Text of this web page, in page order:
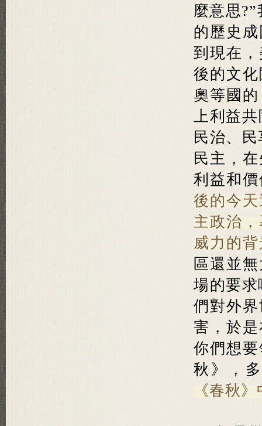
麼意思
的歷史
到現在
後的文
奧等國
上利益共
民治、
民主，
利益和
後的今
主政治
威力的
區還並
場的要
們對外
害，於
你們想
秋》，
《春秋》